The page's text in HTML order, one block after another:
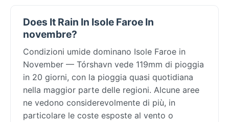
Does It Rain In Isole Faroe In
novembre?
Condizioni umide dominano Isole Faroe in
November — Tórshavn vede 119mm di pioggia
in 20 giorni, con la pioggia quasi quotidiana
nella maggior parte delle regioni. Alcune aree
ne vedono considerevolmente di più, in
particolare le coste esposte al vento o